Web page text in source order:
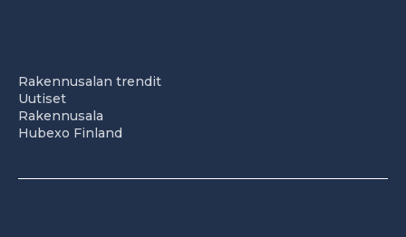
Rakennusalan trendit
Uutiset
Rakennusala
Hubexo Finland